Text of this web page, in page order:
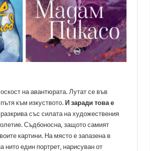
на авантюрата. Лутат се във
към изкуството. И заради това е
със силата на художествения
Съдбоносна, защото самият
картини. На място е запазена в
нито един портрет, нарисуван от